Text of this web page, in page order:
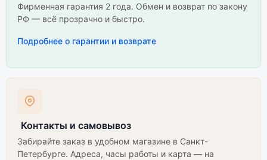
Фирменная гарантия 2 года. Обмен и возврат по закону
РФ — всё прозрачно и быстро.
Подробнее о гарантии и возврате
Контакты и самовывоз
Забирайте заказ в удобном магазине в Санкт-
Петербурге. Адреса, часы работы и карта — на